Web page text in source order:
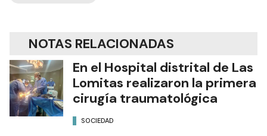
NOTAS RELACIONADAS
En el Hospital distrital de Las
Lomitas realizaron la primera
cirugía traumatológica
SOCIEDAD